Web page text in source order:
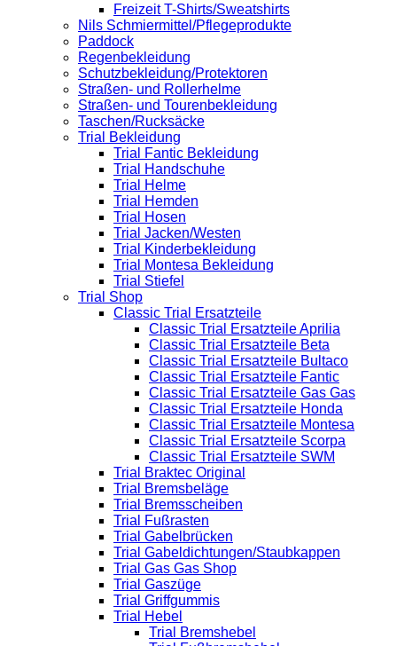
Freizeit T-Shirts/Sweatshirts
Nils Schmiermittel/Pflegeprodukte
Paddock
Regenbekleidung
Schutzbekleidung/Protektoren
Straßen- und Rollerhelme
Straßen- und Tourenbekleidung
Taschen/Rucksäcke
Trial Bekleidung
Trial Fantic Bekleidung
Trial Handschuhe
Trial Helme
Trial Hemden
Trial Hosen
Trial Jacken/Westen
Trial Kinderbekleidung
Trial Montesa Bekleidung
Trial Stiefel
Trial Shop
Classic Trial Ersatzteile
Classic Trial Ersatzteile Aprilia
Classic Trial Ersatzteile Beta
Classic Trial Ersatzteile Bultaco
Classic Trial Ersatzteile Fantic
Classic Trial Ersatzteile Gas Gas
Classic Trial Ersatzteile Honda
Classic Trial Ersatzteile Montesa
Classic Trial Ersatzteile Scorpa
Classic Trial Ersatzteile SWM
Trial Braktec Original
Trial Bremsbeläge
Trial Bremsscheiben
Trial Fußrasten
Trial Gabelbrücken
Trial Gabeldichtungen/Staubkappen
Trial Gas Gas Shop
Trial Gaszüge
Trial Griffgummis
Trial Hebel
Trial Bremshebel